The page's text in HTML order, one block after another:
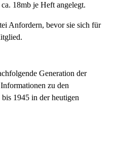
18mb je Heft angelegt.
Anfordern, bevor sie sich für
Generation der
zu den
1945 in der heutigen